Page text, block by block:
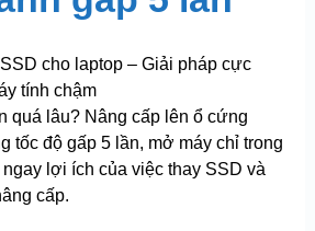
cho laptop – Giải pháp cực
tính chậm
quá lâu? Nâng cấp lên ổ cứng
tốc độ gấp 5 lần, mở máy chỉ trong
lợi ích của việc thay SSD và
cấp.